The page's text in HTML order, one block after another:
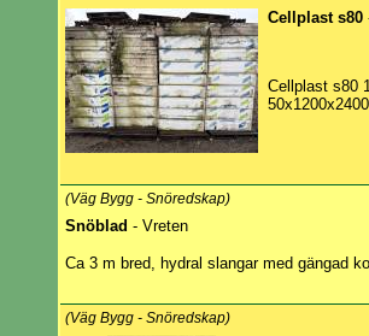
Cellplast s80
Cellplast s80
(Väg Bygg - Snöredskap)
Snöblad - Vreten
Ca 3 m bred, hydral slangar med gängad
(Väg Bygg - Snöredskap)